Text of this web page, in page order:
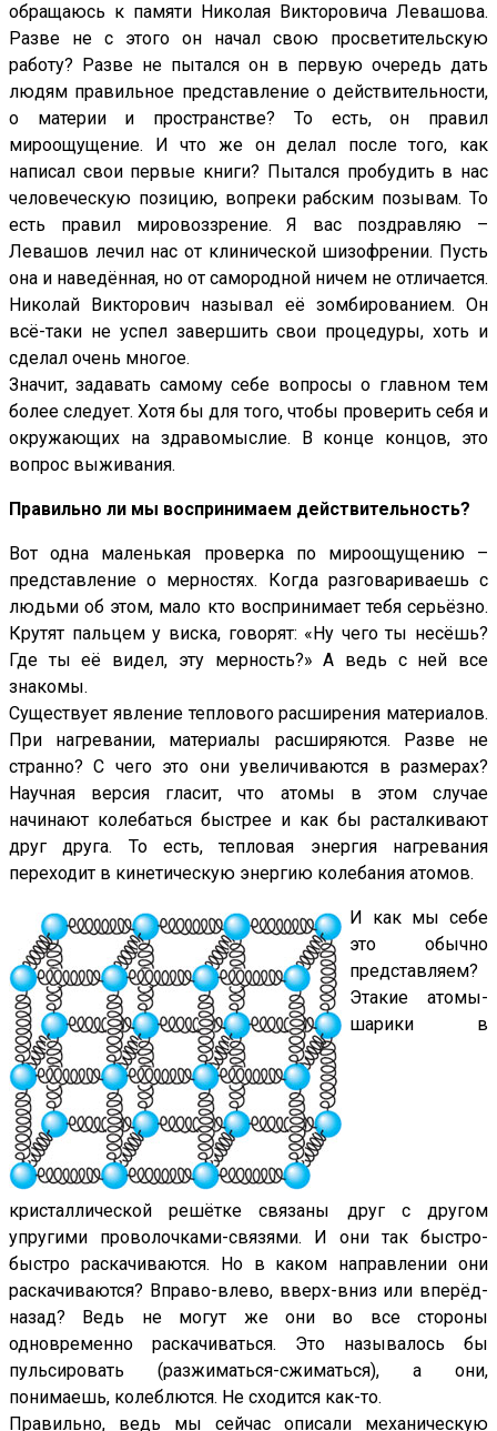
обращаюсь к памяти Николая Викторовича Левашова.
Разве не с этого он начал свою просветительскую
работу? Разве не пытался он в первую очередь дать
людям правильное представление о действительности,
о материи и пространстве? То есть, он правил
мироощущение. И что же он делал после того, как
написал свои первые книги? Пытался пробудить в нас
человеческую позицию, вопреки рабским позывам. То
есть правил мировоззрение. Я вас поздравляю –
Левашов лечил нас от клинической шизофрении. Пусть
она и наведённая, но от самородной ничем не отличается.
Николай Викторович называл её зомбированием. Он
всё-таки не успел завершить свои процедуры, хоть и
сделал очень многое.
Значит, задавать самому себе вопросы о главном тем
более следует. Хотя бы для того, чтобы проверить себя и
окружающих на здравомыслие. В конце концов, это
вопрос выживания.
Правильно ли мы воспринимаем действительность?
Вот одна маленькая проверка по мироощущению –
представление о мерностях. Когда разговариваешь с
людьми об этом, мало кто воспринимает тебя серьёзно.
Крутят пальцем у виска, говорят: «Ну чего ты несёшь?
Где ты её видел, эту мерность?» А ведь с ней все
знакомы.
Существует явление теплового расширения материалов.
При нагревании, материалы расширяются. Разве не
странно? С чего это они увеличиваются в размерах?
Научная версия гласит, что атомы в этом случае
начинают колебаться быстрее и как бы расталкивают
друг друга. То есть, тепловая энергия нагревания
переходит в кинетическую энергию колебания атомов.
И как мы себе
это обычно
представляем?
Этакие атомы-
шарики в
кристаллической решётке связаны друг с другом
упругими проволочками-связями. И они так быстро-
быстро раскачиваются. Но в каком направлении они
раскачиваются? Вправо-влево, вверх-вниз или вперёд-
назад? Ведь не могут же они во все стороны
одновременно раскачиваться. Это называлось бы
пульсировать (разжиматься-сжиматься), а они,
понимаешь, колеблются. Не сходится как-то.
Правильно, ведь мы сейчас описали механическую